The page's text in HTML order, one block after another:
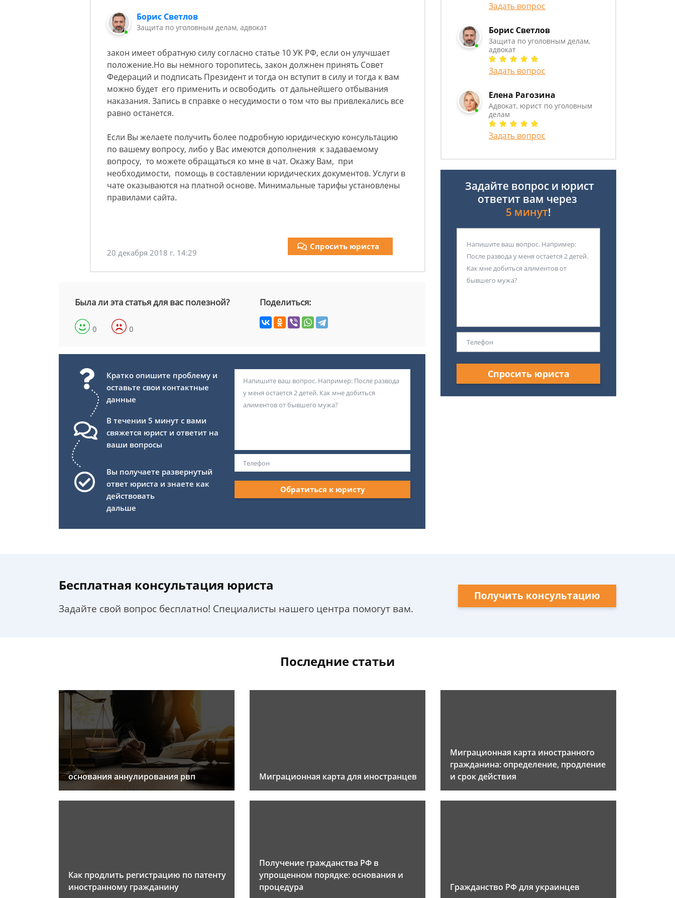
Борис Светлов
Защита по уголовным делам, адвокат
закон имеет обратную силу согласно статье 10 УК РФ, если он улучшает
положение.Но вы немного торопитесь, закон должнен принять Совет
Федераций и подписать Президент и тогда он вступит в силу и тогда к вам
можно будет его применить и освободить от дальнейшего отбывания
наказания. Запись в справке о несудимости о том что вы привлекались все
равно останется.
Если Вы желаете получить более подробную юридическую консультацию
по вашему вопросу, либо у Вас имеются дополнения к задаваемому
вопросу, то можете обращаться ко мне в чат. Окажу Вам, при
необходимости, помощь в составлении юридических документов. Услуги в
чате оказываются на платной основе. Минимальные тарифы установлены
правилами сайта.
20 декабря 2018 г. 14:29
Спросить юриста
Была ли эта статья для вас полезной?
0 0
Поделиться:
Кратко опишите проблему и
оставьте свои контактные
данные
В течении 5 минут с вами
свяжется юрист и ответит на
ваши вопросы
Вы получаете развернутый
ответ юриста и знаете как
действовать
дальше
Обратиться к юристу
Задать вопрос
Борис Светлов
Защита по уголовным делам,
адвокат
Задать вопрос
Елена Рагозина
Адвокат, юрист по уголовным
делам
Задать вопрос
Задайте вопрос и юрист
ответит вам через
5 минут!
Спросить юриста
Бесплатная консультация юриста
Задайте свой вопрос бесплатно! Специалисты нашего центра помогут вам.
Получить консультацию
Последние статьи
основания аннулирования рвп Миграционная карта для иностранцев
Миграционная карта иностранного
гражданина: определение, продление
и срок действия
Как продлить регистрацию по патенту
иностранному гражданину
Получение гражданства РФ в
упрощенном порядке: основания и
процедура
Гражданство РФ для украинцев